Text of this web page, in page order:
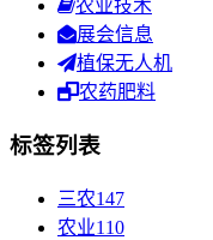
农业技术
展会信息
植保无人机
农药肥料
标签列表
三农147
农业110